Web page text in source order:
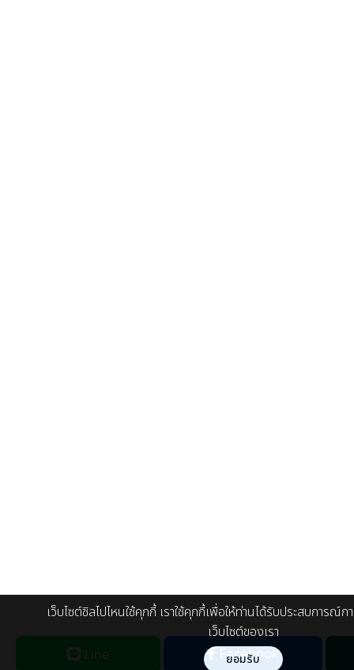
Line Facebook
เว็บไซต์ชิลไปไหนใช้คุกกี้ เราใช้คุกกี้เพื่อให้ท่านได้รับประสบการณ์
เว็บไซต์ของเรา
ยอมรับ